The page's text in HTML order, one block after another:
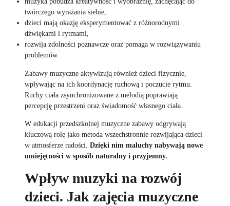
twórczego wyrażania siebie,
dzieci mają okazję eksperymentować z różnorodnymi
dźwiękami i rytmami,
rozwija zdolności poznawcze oraz pomaga w rozwiązywaniu
problemów.
Zabawy muzyczne aktywizują również dzieci fizycznie,
wpływając na ich koordynację ruchową i poczucie rytmu.
Ruchy ciała zsynchronizowane z melodią poprawiają
percepcję przestrzeni oraz świadomość własnego ciała.
W edukacji przedszkolnej muzyczne zabawy odgrywają
kluczową rolę jako metoda wszechstronnie rozwijająca dzieci
w atmosferze radości. Dzięki nim maluchy nabywają nowe
umiejętności w sposób naturalny i przyjemny.
Wpływ muzyki na rozwój
dzieci. Jak zajęcia muzyczne